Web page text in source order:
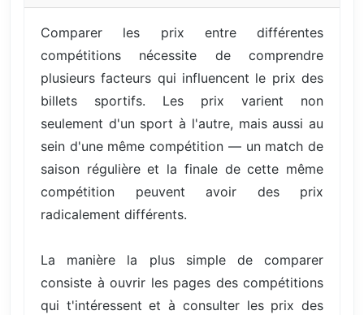
Comparer les prix entre différentes
compétitions nécessite de comprendre
plusieurs facteurs qui influencent le prix des
billets sportifs. Les prix varient non
seulement d'un sport à l'autre, mais aussi au
sein d'une même compétition — un match de
saison régulière et la finale de cette même
compétition peuvent avoir des prix
radicalement différents.
La manière la plus simple de comparer
consiste à ouvrir les pages des compétitions
qui t'intéressent et à consulter les prix des